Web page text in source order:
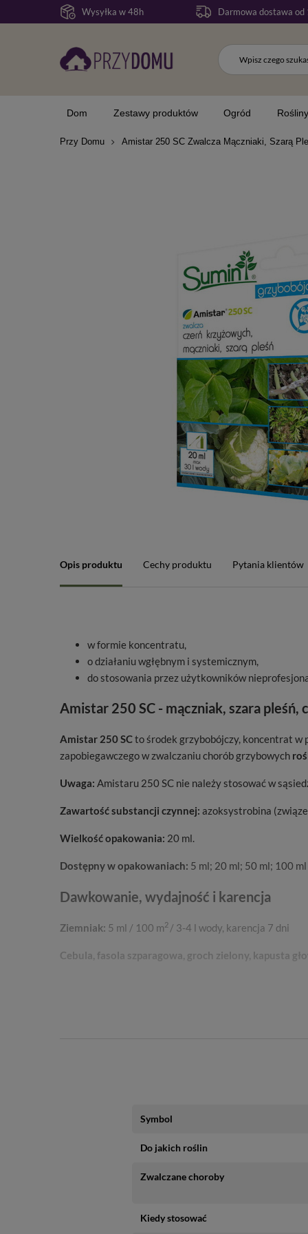
Wysyłka w 48h Darmowa dostawa od
Dom Zestawy produktów Ogród Rośliny
Przy Domu Amistar 250 SC Zwalcza Mączniaki, Szarą
Opis produktu Cechy produktu Pytania klientów
w formie koncentratu,
o działaniu wgłębnym i systemicznym,
do stosowania przez użytkowników
Amistar 250 SC - mączniak, szara pleśń,
Amistar 250 SCto środek grzybobójczy, koncentrat w
zapobiegawczego w zwalczaniu chorób grzybowych
Uwaga: Amistaru 250 SC nie należy stosować w
Zawartość substancji czynnej: azoksystrobina
Wielkość opakowania: 20 ml.
Dostępny w opakowaniach: 5 ml; 20 ml; 50 ml; 100 ml
Dawkowanie, wydajność i karencja
Ziemniak: 5 ml / 100 m2 / 3-4 l wody, karencja 7 dni
Cebula, fasola szparagowa, groch zielony, kapusta
Sałata pod osłonami:0,1% (1 ml / 1 l wody) / 6 l cieczy
nie wchodzić do czasu całkowitego
Opakowanie 20 ml wystarcza maksymalnie na 30 l wody.
Symbol
Do jakich roślin
Zwalczane choroby
Kiedy stosować